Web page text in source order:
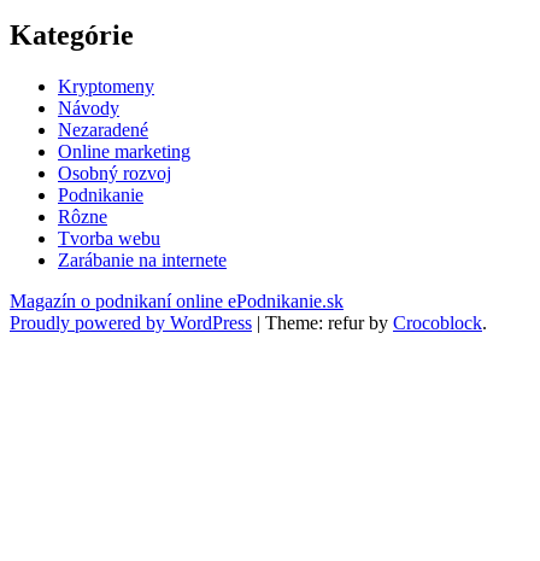
Kategórie
Kryptomeny
Návody
Nezaradené
Online marketing
Osobný rozvoj
Podnikanie
Rôzne
Tvorba webu
Zarábanie na internete
Magazín o podnikaní online ePodnikanie.sk
Proudly powered by WordPress | Theme: refur by Crocoblock.